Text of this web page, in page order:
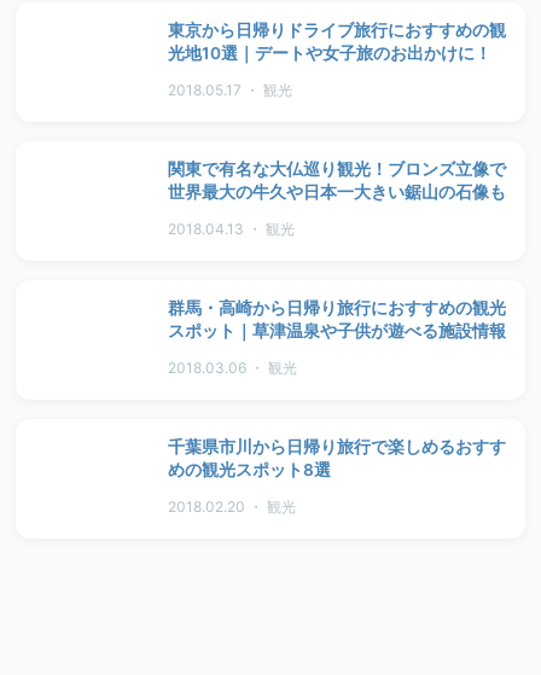
東京から日帰りドライブ旅行におすすめの観
光地10選｜デートや女子旅のお出かけに！
2018.05.17 ・ 観光
関東で有名な大仏巡り観光！ブロンズ立像で
世界最大の牛久や日本一大きい鋸山の石像も
2018.04.13 ・ 観光
群馬・高崎から日帰り旅行におすすめの観光
スポット｜草津温泉や子供が遊べる施設情報
2018.03.06 ・ 観光
千葉県市川から日帰り旅行で楽しめるおすす
めの観光スポット8選
2018.02.20 ・ 観光